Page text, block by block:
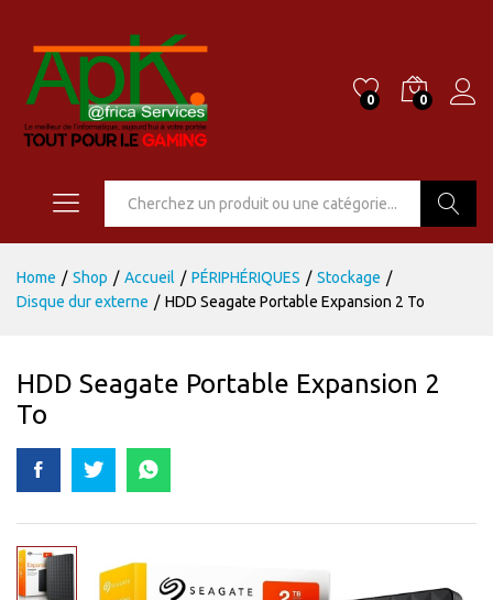
0 0
Home / Shop / Accueil / PÉRIPHÉRIQUES / Stockage /
Disque dur externe / HDD Seagate Portable Expansion 2 To
HDD Seagate Portable Expansion 2
To